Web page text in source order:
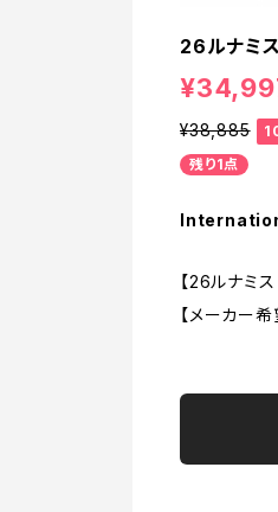
26ルナミ
¥38,885
残り1点
【26ルナミ
【メーカー